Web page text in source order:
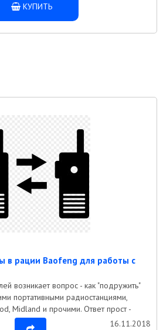
КУПИТЬ
в рации Baofeng для работы с
возникает вопрос - как "подружить"
портативными радиостанциями,
Midland и прочими. Ответ прост -
16.11.2018